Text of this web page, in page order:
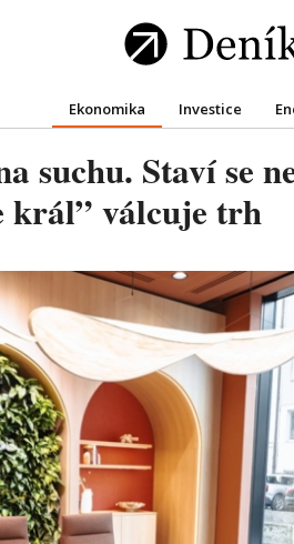
Ekonomika Investice
suchu. Staví se
král” válcuje trh